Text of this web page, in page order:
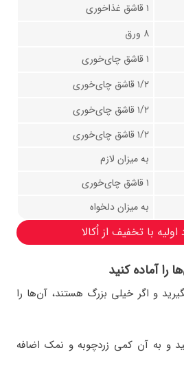
۱ قاشق غذاخوری
۸ ورق
۱ قاشق چای‌خوری
۱/۲ قاشق چای‌خوری
۱/۲ قاشق چای‌خوری
۱/۲ قاشق چای‌خوری
به میزان لازم
۱ قاشق چای‌خوری
به میزان دلخواه
با تخفیف از اُکالا
را آماده کنید
و اگر خیلی بزرگ هستند، آن‌ها را
و به آن کمی زردچوبه و نمک اضافه